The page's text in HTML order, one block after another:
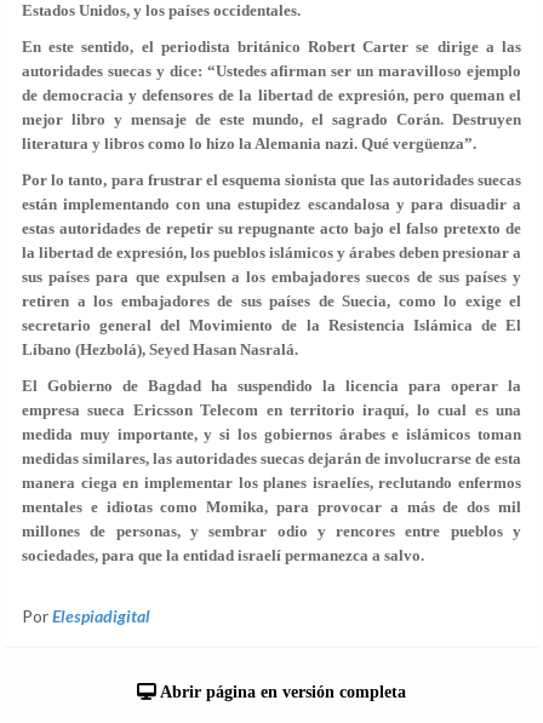
Estados Unidos, y los países occidentales.
En este sentido, el periodista británico Robert Carter se dirige a las
autoridades suecas y dice: “Ustedes afirman ser un maravilloso ejemplo
de democracia y defensores de la libertad de expresión, pero queman el
mejor libro y mensaje de este mundo, el sagrado Corán. Destruyen
literatura y libros como lo hizo la Alemania nazi. Qué vergüenza”.
Por lo tanto, para frustrar el esquema sionista que las autoridades suecas
están implementando con una estupidez escandalosa y para disuadir a
estas autoridades de repetir su repugnante acto bajo el falso pretexto de
la libertad de expresión, los pueblos islámicos y árabes deben presionar a
sus países para que expulsen a los embajadores suecos de sus países y
retiren a los embajadores de sus países de Suecia, como lo exige el
secretario general del Movimiento de la Resistencia Islámica de El
Líbano (Hezbolá), Seyed Hasan Nasralá.
El Gobierno de Bagdad ha suspendido la licencia para operar la
empresa sueca Ericsson Telecom en territorio iraquí, lo cual es una
medida muy importante, y si los gobiernos árabes e islámicos toman
medidas similares, las autoridades suecas dejarán de involucrarse de esta
manera ciega en implementar los planes israelíes, reclutando enfermos
mentales e idiotas como Momika, para provocar a más de dos mil
millones de personas, y sembrar odio y rencores entre pueblos y
sociedades, para que la entidad israelí permanezca a salvo.
PorElespiadigital
Abrir página en versión completa